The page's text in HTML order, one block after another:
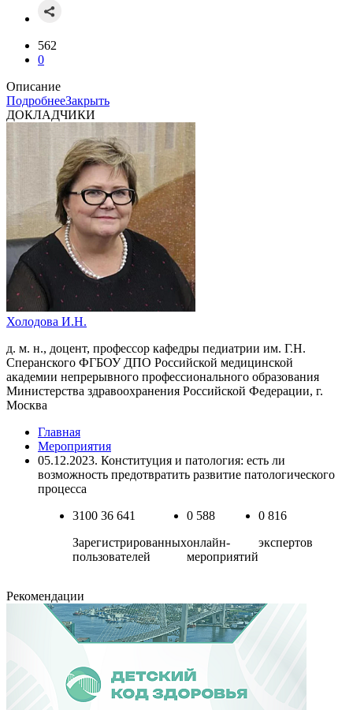
562
0
Описание
ПодробнееЗакрыть
ДОКЛАДЧИКИ
Холодова И.Н.
д. м. н., доцент, профессор кафедры педиатрии им. Г.Н.
Сперанcкого ФГБОУ ДПО Российской медицинской
академии непрерывного профессионального образования
Министерства здравоохранения Российской Федерации, г.
Москва
Главная
Мероприятия
05.12.2023. Конституция и патология: есть ли
возможность предотвратить развитие патологического
процесса
3100 36 641
Зарегистрированных
пользователей
0 588
онлайн-
мероприятий
0 816
экспертов
Рекомендации